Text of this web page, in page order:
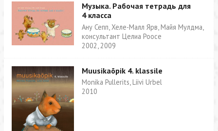
Музыка. Рабочая тетрадь для
4 класса
Ану Сепп, Хеле-Малл Ярв, Майя Мулдма,
консультант Целиа Роосе
2002, 2009
Muusikaõpik 4. klassile
Monika Pullerits, Liivi Urbel
2010